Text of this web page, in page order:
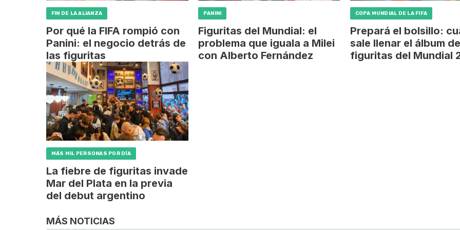
FIN DE LA ALIANZA
Por qué la FIFA rompió con
Panini: el negocio detrás de
las figuritas
PANINI
Figuritas del Mundial: el
problema que iguala a Milei
con Alberto Fernández
COPA MUNDIAL DE LA FIFA
Prepará el bolsillo:
sale llenar el álbum de
figuritas del Mundial
MÁS MIL PERSONAS POR DÍA
La fiebre de figuritas invade
Mar del Plata en la previa
del debut argentino
MÁS NOTICIAS